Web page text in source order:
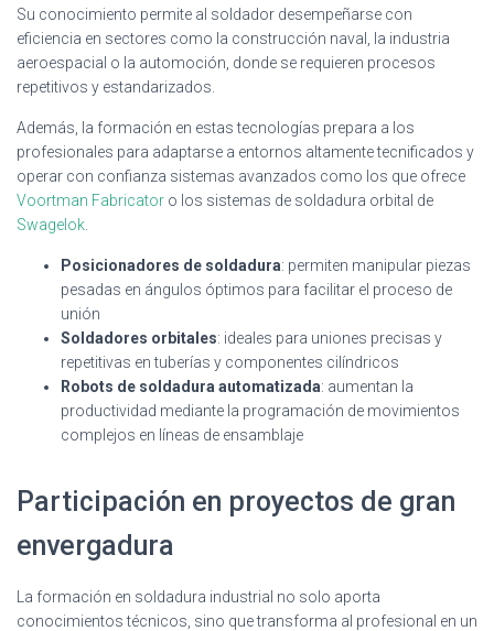
Su conocimiento permite al soldador desempeñarse con
eficiencia en sectores como la construcción naval, la industria
aeroespacial o la automoción, donde se requieren procesos
repetitivos y estandarizados.
Además, la formación en estas tecnologías prepara a los
profesionales para adaptarse a entornos altamente tecnificados y
operar con confianza sistemas avanzados como los que ofrece
Voortman Fabricator o los sistemas de soldadura orbital de
Swagelok
Posicionadores de soldadura: permiten manipular piezas
pesadas en ángulos óptimos para facilitar el proceso de
unión
Soldadores orbitales: ideales para uniones precisas y
repetitivas en tuberías y componentes cilíndricos
Robots de soldadura automatizada: aumentan la
productividad mediante la programación de movimientos
complejos en líneas de ensamblaje
Participación en proyectos de gran
envergadura
La formación en soldadura industrial no solo aporta
conocimientos técnicos, sino que transforma al profesional en un